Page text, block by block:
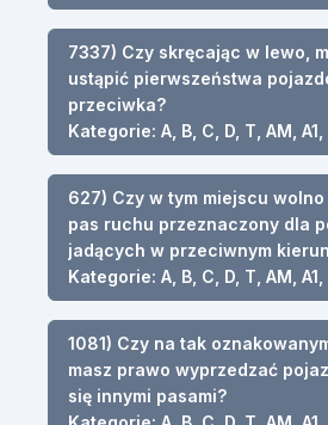
7337) Czy skręcając w lewo,
ustąpić pierwszeństwa
przeciwka?
Kategorie: A, B, C, D, T, AM, A1,
627) Czy w tym miejscu
pas ruchu przeznaczony dla
jadących w przeciwnym
Kategorie: A, B, C, D, T, AM, A1,
1081) Czy na tak
masz prawo wyprzedzać
się innymi pasami?